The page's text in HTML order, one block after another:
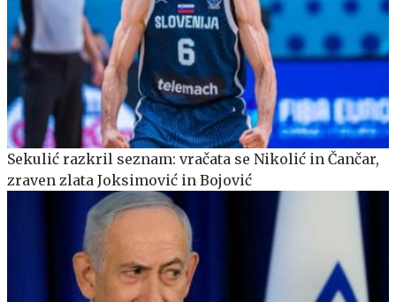
Sekulić razkril seznam: vračata se Nikolić in Čančar,
zraven zlata Joksimović in Bojović